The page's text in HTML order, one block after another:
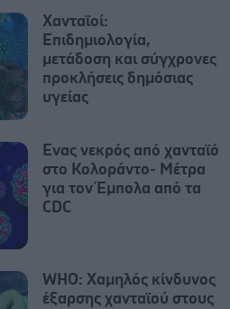
Χανταϊοί:
Επιδημιολογία,
μετάδοση και σύγχρονες
προκλήσεις δημόσιας
υγείας
Ενας νεκρός από χανταϊό
στο Κολοράντο- Μέτρα
για τον Έμπολα από τα
CDC
WHO: Χαμηλός κίνδυνος
έξαρσης χανταϊού στους